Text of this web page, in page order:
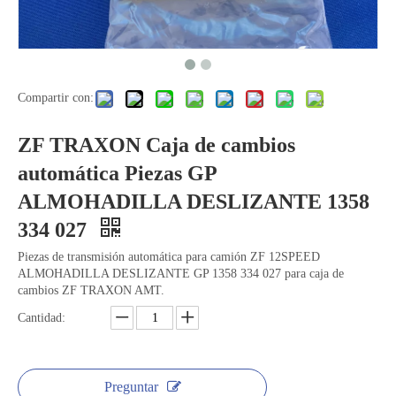
Compartir con:
ZF TRAXON Caja de cambios
automática Piezas GP
ALMOHADILLA DESLIZANTE 1358
334 027
Piezas de transmisión automática para camión ZF 12SPEED
ALMOHADILLA DESLIZANTE GP 1358 334 027 para caja de
cambios ZF TRAXON AMT.
Cantidad:
Preguntar